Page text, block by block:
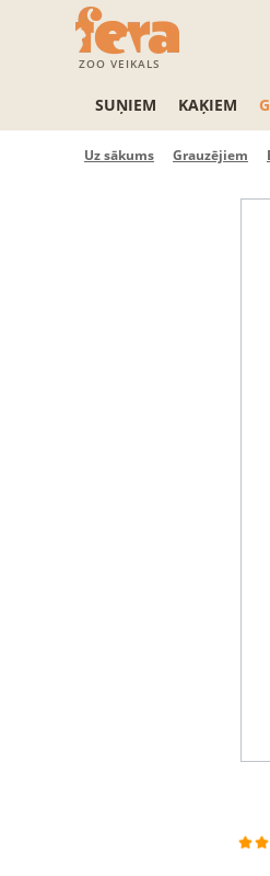
ZOO VEIKALS
SUŅIEM KAĶIEM
Uz sākums Grauzējiem